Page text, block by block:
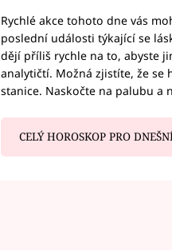
Rychlé akce tohoto dne vás
poslední události týkající se
dějí příliš rychle na to, abyste
analytičtí. Možná zjistíte, že se
stanice. Naskočte na palubu a
CELÝ HOROSKOP PRO